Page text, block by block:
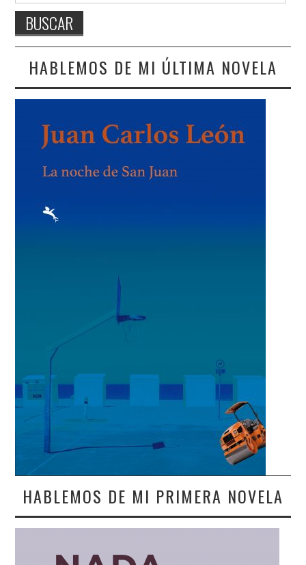
HABLEMOS DE MI ÚLTIMA NOVELA
HABLEMOS DE MI PRIMERA NOVELA